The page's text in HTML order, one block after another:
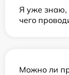
Я уже знаю,
чего
Можно ли